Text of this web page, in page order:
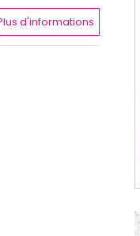
d'informations